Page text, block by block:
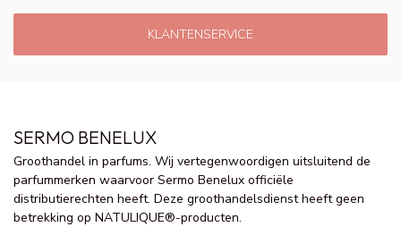
KLANTENSERVICE
SERMO BENELUX
Groothandel in parfums. Wij vertegenwoordigen uitsluitend de
parfummerken waarvoor Sermo Benelux officiële
distributierechten heeft. Deze groothandelsdienst heeft geen
betrekking op NATULIQUE®-producten.